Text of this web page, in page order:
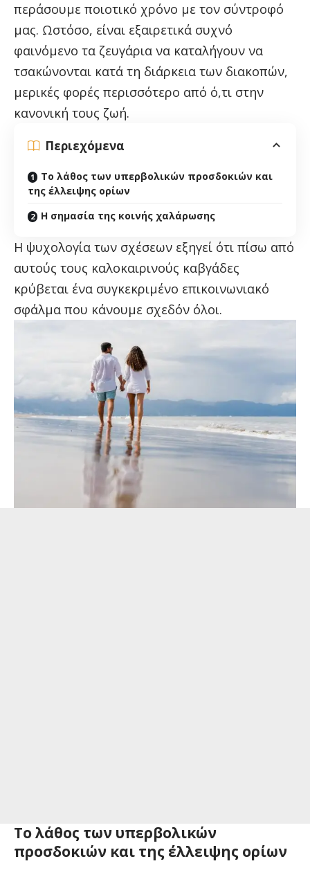
περάσουμε ποιοτικό χρόνο με τον σύντροφό
μας. Ωστόσο, είναι εξαιρετικά συχνό
φαινόμενο τα ζευγάρια να καταλήγουν να
τσακώνονται κατά τη διάρκεια των διακοπών,
μερικές φορές περισσότερο από ό,τι στην
κανονική τους ζωή.
Περιεχόμενα
Το λάθος των υπερβολικών προσδοκιών και
της έλλειψης ορίων
Η σημασία της κοινής χαλάρωσης
Η ψυχολογία των σχέσεων εξηγεί ότι πίσω από
αυτούς τους καλοκαιρινούς καβγάδες
κρύβεται ένα συγκεκριμένο επικοινωνιακό
σφάλμα που κάνουμε σχεδόν όλοι.
Το λάθος των υπερβολικών
προσδοκιών και της έλλειψης ορίων